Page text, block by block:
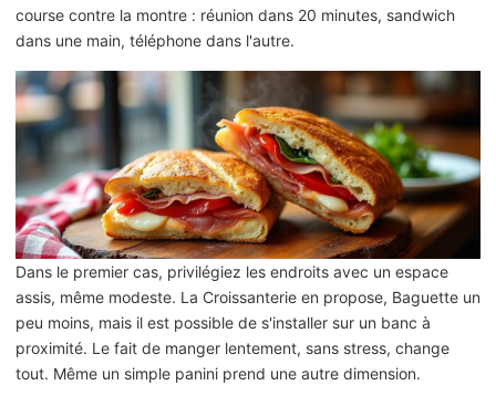
course contre la montre : réunion dans 20 minutes, sandwich
dans une main, téléphone dans l'autre.
Dans le premier cas, privilégiez les endroits avec un espace
assis, même modeste. La Croissanterie en propose, Baguette un
peu moins, mais il est possible de s'installer sur un banc à
proximité. Le fait de manger lentement, sans stress, change
tout. Même un simple panini prend une autre dimension.